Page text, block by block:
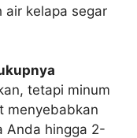
air kelapa segar
tetapi minum
menyebabkan
Anda hingga 2-